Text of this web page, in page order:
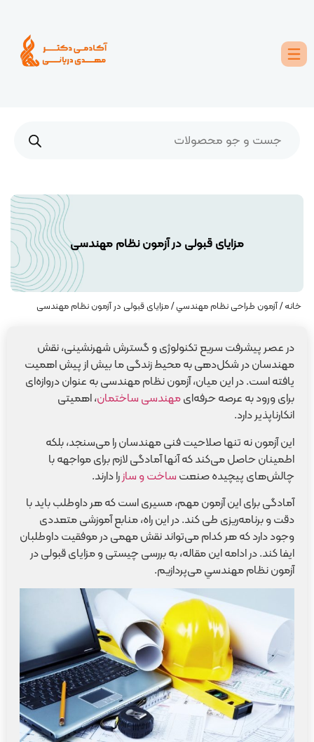
مزايای قبولی در آزمون نظام مهندسی
خانه/آزمون طراحی نظام مهندسي/ مزايای قبولی در آزمون نظام مهندسی
در عصر پیشرفت سریع تکنولوژی و گسترش شهرنشینی، نقش
مهندسان در شکل‌دهی به محیط زندگی ما بیش از پیش اهمیت
یافته است. در این میان، آزمون نظام مهندسی به عنوان دروازه‌ای
برای ورود به عرصه حرفه‌ایمهندسی ساختمان، اهمیتی
انکارناپذیر دارد.
این آزمون نه تنها صلاحیت فنی مهندسان را می‌سنجد، بلکه
اطمینان حاصل می‌کند که آنها آمادگی لازم برای مواجهه با
چالش‌های پیچیده صنعتساخت و سازرا دارند.
آمادگی برای این آزمون مهم، مسیری است که هر داوطلب باید با
دقت و برنامه‌ریزی طی کند. در این راه، منابع آموزشی متعددی
وجود دارد که هر کدام می‌تواند نقش مهمی در موفقیت داوطلبان
ایفا کند. در ادامه این مقاله، به بررسی چیستی و مزايای قبولی در
آزمون نظام مهندسي می‌پردازیم.